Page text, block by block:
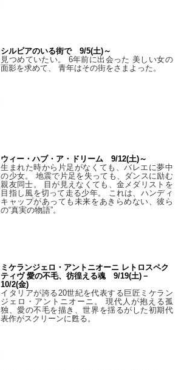
シルビアのいる街で 9/5(土)～
見つめていたい。 6年前に出会った 美しい女の
面影を求めて、 青年はその街をさまよった。
ウィー・ハブ・ア・ドリーム 9/12(土)～
生まれた時から片足がなくても、バレエに夢中
の少女。 地震で片足を失っても、ダンスに励む
親友同士。 目が見えなくても、金メダリストを
目指し風を切って走る少年。 これは、ハンディ
キャップがあっても未来をあきらめない、彼ら
の“真実の物語”。
ミケランジェロ・アントニオーニ レトロスペク
ティヴ 愛の不毛、彷徨える魂 9/19(土)－
10/2(金)
イタリアが誇る20世紀を代表する巨匠ミケラン
ジェロ・アントニオーニ。 現代人が抱える孤
独、愛の不毛を描き、世界を揺るがした初期代
表作がスクリーンに甦る。